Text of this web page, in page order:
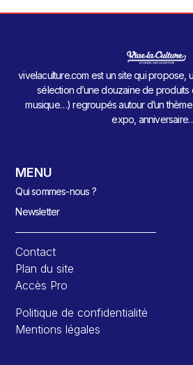
vivelaculture.com est un site qui propose,
sélection d’une douzaine de produits
musique…) regroupés autour d’un thème
expo,
MENU
Qui sommes-nous ?
Newsletter
Contact
Plan du site
Accès Pro
Politique de confidentialité
Mentions légales